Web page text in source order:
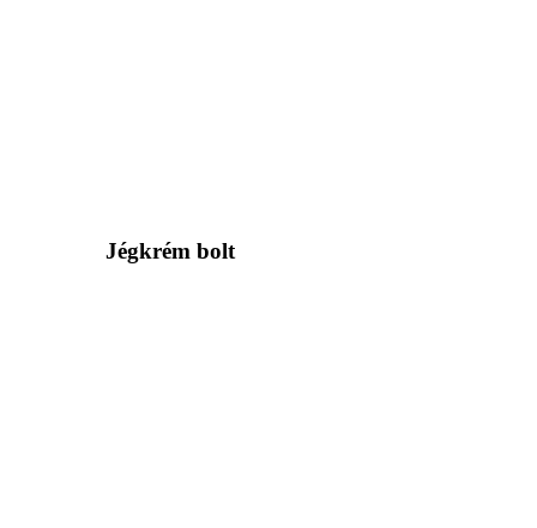
Jégkrém bolt